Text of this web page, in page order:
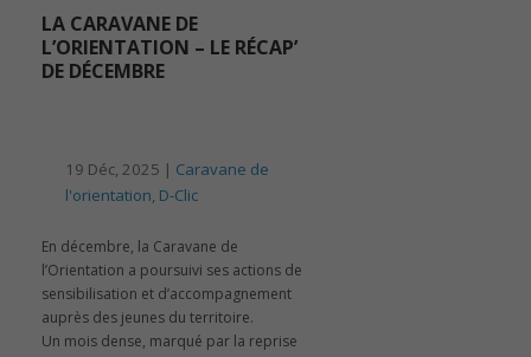
LA CARAVANE DE
L’ORIENTATION – LE RÉCAP’
DE DÉCEMBRE
19 Déc, 2025 | Caravane de
l'orientation, D-Clic
En décembre, la Caravane de
l’Orientation a poursuivi ses actions de
sensibilisation et d’accompagnement
auprès des jeunes du territoire.
Un mois dense, marqué par la reprise